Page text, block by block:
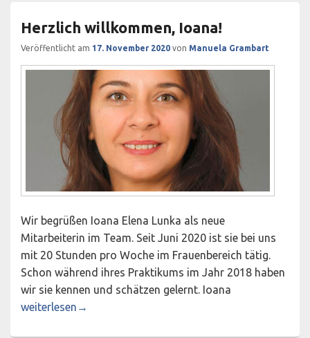
Herzlich willkommen, Ioana!
Veröffentlicht am 17. November 2020 von Manuela Grambart
Wir begrüßen Ioana Elena Lunka als neue
Mitarbeiterin im Team. Seit Juni 2020 ist sie bei uns
mit 20 Stunden pro Woche im Frauenbereich tätig.
Schon während ihres Praktikums im Jahr 2018 haben
wir sie kennen und schätzen gelernt. Ioana
Herzlich willkommen, Ioana!
weiterlesen →